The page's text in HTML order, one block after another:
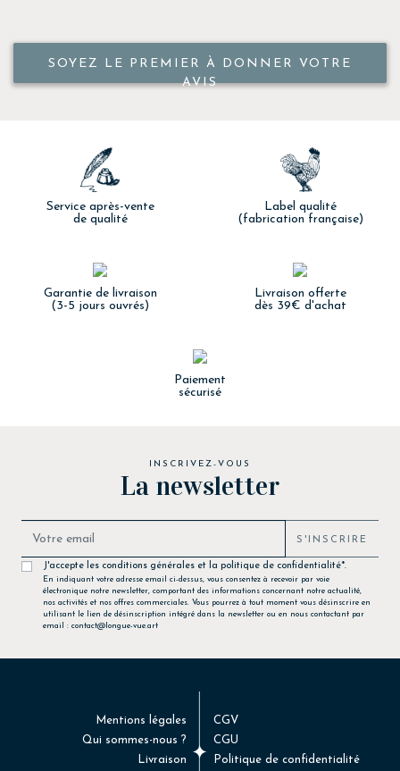
SOYEZ LE PREMIER À DONNER VOTRE
AVIS
Service après-vente
de qualité
Label qualité
(fabrication française)
Garantie de livraison
(3-5 jours ouvrés)
Livraison offerte
dès 39€ d'achat
Paiement
sécurisé
INSCRIVEZ-VOUS
La newsletter
S'INSCRIRE
J'accepte les conditions générales et la politique de confidentialité*.
En indiquant votre adresse email ci-dessus, vous consentez à recevoir par voie
électronique notre newsletter, comportant des informations concernant notre actualité,
nos activités et nos offres commerciales. Vous pourrez à tout moment vous désinscrire en
utilisant le lien de désinscription intégré dans la newsletter ou en nous contactant par
email : contact@longue-vue.art
Mentions légales
Qui sommes-nous ?
Livraison
CGV
CGU
Politique de confidentialité